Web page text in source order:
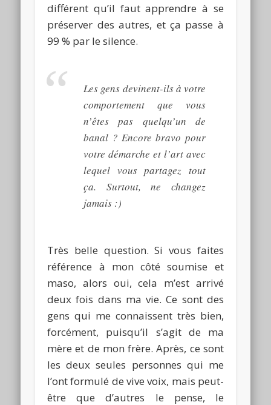
différent qu’il faut apprendre à se
préserver des autres, et ça passe à
99 % par le silence.
Les gens devinent-ils à votre
comportement que vous
n’êtes pas quelqu’un de
banal ? Encore bravo pour
votre démarche et l’art avec
lequel vous partagez tout
ça. Surtout, ne changez
jamais :)
Très belle question. Si vous faites
référence à mon côté soumise et
maso, alors oui, cela m’est arrivé
deux fois dans ma vie. Ce sontdes
gens qui me connaissent très bien,
forcément, puisqu’il s’agit de ma
mère et de mon frère. Après, ce sont
les deux seules personnes qui me
l’ont formulé de vive voix, mais peut-
être que d’autres le pense, le